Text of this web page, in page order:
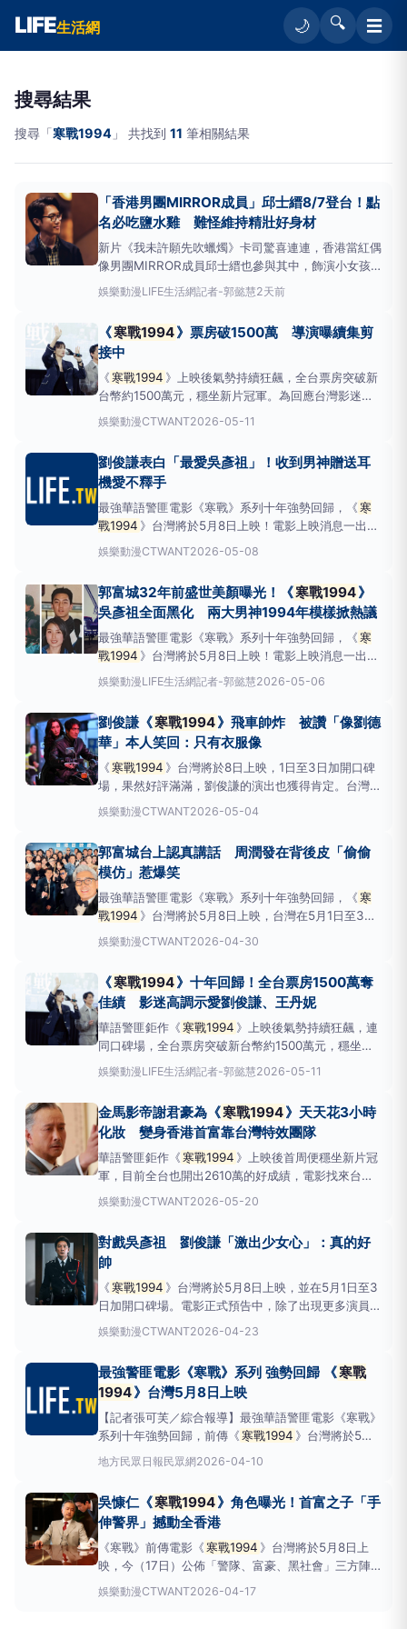
LIFE生活網 🌙 🔍 ☰
搜尋結果
搜尋「寒戰1994 」 共找到 11 筆相關結果
「香港男團MIRROR成員」邱士縉8/7登台！點
名必吃鹽水雞 難怪維持精壯好身材
新片《我未許願先吹蠟燭》卡司驚喜連連，香港當紅偶
像男團MIRROR成員邱士縉也參與其中，飾演小女孩
JOJO的老師。近年他常投入影視演出，包括今年的
《
寒戰1994
》。他將來台宣傳電影，率先出席8月7至
「鹽水雞」，難怪維持著精壯肌肉身材，他透露與柯震
東當時最
娛樂動漫LIFE生活網記者-郭懿慧2天前
《寒戰1994》票房破1500萬 導演曝續集剪
接中
《 寒戰1994 》上映後氣勢持續狂飆，全台票房突破新
台幣約1500萬元，穩坐新片冠軍。為回應台灣影迷熱
情支持，導演梁樂民帶領劉俊謙與王丹妮上周旋風訪台
宣傳，一口氣連趕七場映後見面會，與影迷近距離互動
揭開在《寒戰2》時發生事件源起，香港警隊權力核心
的秘
娛樂動漫CTWANT2026-05-11
劉俊謙表白「最愛吳彥祖」！收到男神贈送耳
機愛不釋手
最強華語警匪電影《寒戰》系列十年強勢回歸，《 寒
戰1994 》台灣將於5月8日上映！電影上映消息一出，
引發影迷高度期待，台灣在5月1日至3日加開口碑場，
果然好評滿滿，開出450萬的好成績，久違台灣的劉俊
一現身便引發影迷歡呼，氣氛非常熱烈，導演梁樂民表
示《寒
娛樂動漫CTWANT2026-05-08
郭富城32年前盛世美顏曝光！《寒戰1994》
吳彥祖全面黑化 兩大男神1994年模樣掀熱議
最強華語警匪電影《寒戰》系列十年強勢回歸，《 寒
戰1994 》台灣將於5月8日上映！電影上映消息一出，
引發影迷高度期待，台灣在5月1日至3日加開口碑場，
果然好評滿滿，其中劉俊謙的演出也獲得肯定。吳彥祖
野心家，從正氣長官轉變為冷血權謀家，冷靜但殘酷的
演出
娛樂動漫LIFE生活網記者-郭懿慧2026-05-06
劉俊謙《寒戰1994》飛車帥炸 被讚「像劉德
華」本人笑回：只有衣服像
《 寒戰1994 》台灣將於8日上映，1日至3日加開口碑
場，果然好評滿滿，劉俊謙的演出也獲得肯定。台灣發
行公司更加碼宣佈導演梁樂民將率萬人迷劉俊謙與王丹
妮來台為電影宣傳造勢，要連趕多場見面會與影迷近距
情。《寒戰1994》在香港上映後，票房開出紅盤，口
碑更是
娛樂動漫CTWANT2026-05-04
郭富城台上認真講話 周潤發在背後皮「偷偷
模仿」惹爆笑
最強華語警匪電影《寒戰》系列十年強勢回歸，《 寒
戰1994 》台灣將於5月8日上映，台灣在5月1日至3日
加開口碑場。日前在香港舉辦了全球記者會及盛大的首
映會，周潤發、梁家輝、郭富城巨星再加上吳彥祖、劉
堂，氣勢驚人。《
寒戰1994 》香港首映會派對，左起
郭富城、
娛樂動漫CTWANT2026-04-30
《寒戰1994》十年回歸！全台票房1500萬奪
佳績 影迷高調示愛劉俊謙、王丹妮
華語警匪鉅作《 寒戰1994 》上映後氣勢持續狂飆，連
同口碑場，全台票房突破新台幣約1500萬元，穩坐新
片冠軍，也超越兩年前上映的香港話題電影《九龍城寨
之圍城》的開票成績。成為近期華語電影市場最受矚目
劇情與濃厚港式警匪氛圍，不僅成功吸引系列的粉絲回
歸之外，
娛樂動漫LIFE生活網記者-郭懿慧2026-05-11
金馬影帝謝君豪為《寒戰1994》天天花3小時
化妝 變身香港首富靠台灣特效團隊
華語警匪鉅作《 寒戰1994 》上映後首周便穩坐新片冠
軍，目前全台也開出2610萬的好成績，電影找來台灣
知名的特效團隊百嘉堂，為&nbsp;金馬影&nbsp;謝君
豪打造出香港首富的年老面容。他在片中扮演在香港回
出20多歲的模樣，還得天天提早3到4小時到現場
娛樂動漫CTWANT2026-05-20
對戲吳彥祖 劉俊謙「激出少女心」：真的好
帥
《 寒戰1994 》台灣將於5月8日上映，並在5月1日至3
日加開口碑場。電影正式預告中，除了出現更多演員陣
容，更可見到多場火爆動作場面，劉俊謙透露在開拍前
已做了多次動作及持槍的特訓，更開心可以和前輩吳彥
彥祖真的好帥！好靚仔（大帥哥）。」《寒戰1994
還沒
娛樂動漫CTWANT2026-04-23
最強警匪電影《寒戰》系列 強勢回歸 《寒戰
1994》台灣5月8日上映
【記者張可芙／綜合報導】最強華語警匪電影《寒戰》
系列十年強勢回歸，前傳《 寒戰1994 》台灣將於5月8
日上映！電影上映消息一出，果然引發影迷高度期待，
今天公佈前導預告，以時空交錯的敘事手法引出故事焦
年的機密文件，為電影揭開序幕
地方民眾日報民眾網2026-04-10
吳慷仁《寒戰1994》角色曝光！首富之子「手
伸警界」撼動全香港
《寒戰》前傳電影《 寒戰1994 》台灣將於5月8日上
映，今（17日）公佈「警隊、富豪、黑社會」三方陣
營的海報，卡司華麗堅強，吳慷仁飾演首富家長子，讓
故事變得更加複雜，畢竟在那個年代，「舊富」的所作
娛樂動漫CTWANT2026-04-17